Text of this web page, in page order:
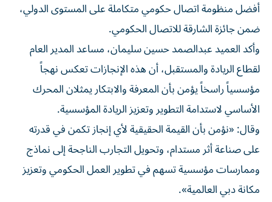
أفضل منظومة اتصال حكومي متكاملة على المستوى الدولي،
ضمن جائزة الشارقة للاتصال الحكومي.
وأكد العميد عبدالصمد حسين سليمان، مساعد المدير العام
لقطاع الريادة والمستقبل، أن هذه الإنجازات تعكس نهجاً
مؤسسياً راسخاً يؤمن بأن المعرفة والابتكار يمثلان المحرك
الأساسي لاستدامة التطوير وتعزيز الريادة المؤسسية.
وقال: «نؤمن بأن القيمة الحقيقية لأي إنجاز تكمن في قدرته
على صناعة أثر مستدام، وتحويل التجارب الناجحة إلى نماذج
وممارسات مؤسسية تسهم في تطوير العمل الحكومي وتعزيز
مكانة دبي العالمية».